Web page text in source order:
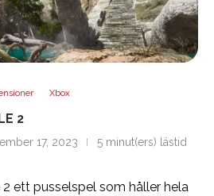
Xbox
2
17, 2023 5 minut(ers) lästid
2 ett pusselspel som håller hela